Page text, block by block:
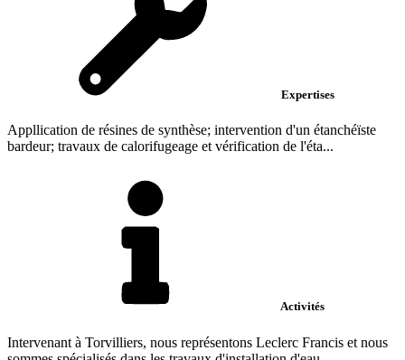
Expertises
Appllication de résines de synthèse; intervention d'un étanchéïste
bardeur; travaux de calorifugeage et vérification de l'éta...
Activités
Intervenant à Torvilliers, nous représentons Leclerc Francis et nous